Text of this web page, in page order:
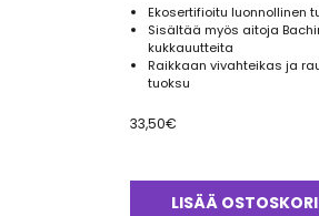
Ekosertifioitu luonnollinen
Sisältää myös aitoja
kukkauutteita
Raikkaan vivahteikas ja
tuoksu
33,50€
LISÄÄ